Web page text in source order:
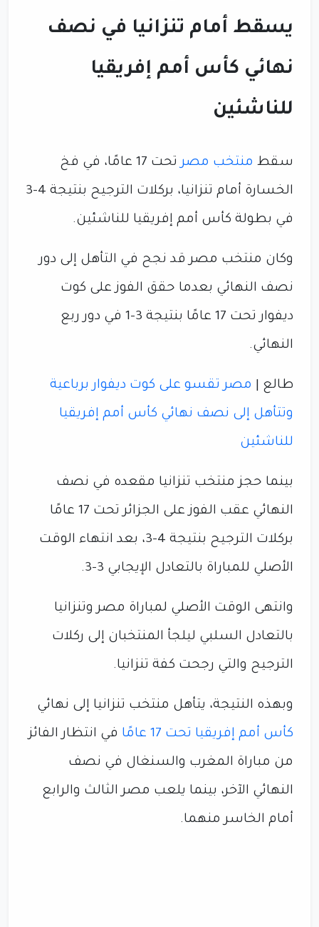
يسقط أمام تنزانيا في نصف
نهائي كأس أمم إفريقيا
للناشئين
سقط منتخب مصر
تحت 17 عامًا، في فخ
الخسارة أمام تنزانيا، بركلات الترجيح بنتيجة 4-3
في بطولة كأس أمم إفريقيا للناشئين.
وكان منتخب مصر قد نجح في التأهل إلى دور
نصف النهائي بعدما حقق الفوز على كوت
ديفوار تحت 17 عامًا بنتيجة 3-1 في دور ربع
النهائي.
طالع | مصر تقسو على كوت ديفوار برباعية
وتتأهل إلى نصف نهائي كأس أمم إفريقيا
للناشئين
بينما حجز منتخب تنزانيا مقعده في نصف
النهائي عقب الفوز على الجزائر تحت 17 عامًا
بركلات الترجيح بنتيجة 4-3، بعد انتهاء الوقت
الأصلي للمباراة بالتعادل الإيجابي 3-3.
وانتهى الوقت الأصلي لمباراة مصر وتنزانيا
بالتعادل السلبي ليلجأ المنتخبان إلى ركلات
الترجيح والتي رجحت كفة تنزانيا.
وبهذه النتيجة، يتأهل منتخب تنزانيا إلى نهائي
كأس أمم إفريقيا تحت 17 عامًا
في انتظار الفائز
من مباراة المغرب والسنغال في نصف
النهائي الآخر، بينما يلعب مصر الثالث والرابع
أمام الخاسر منهما.